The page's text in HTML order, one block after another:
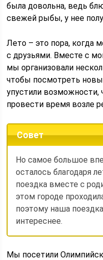
была довольна, ведь
свежей рыбы, у нее
Лето – это пора, когда
с друзьями. Вместе с
мы организовали
чтобы посмотреть
упустили
провести время возле
Совет
Но самое большое
осталось благодаря
поездка вместе с
этом городе
поэтому наша
интереснее.
Мы посетили